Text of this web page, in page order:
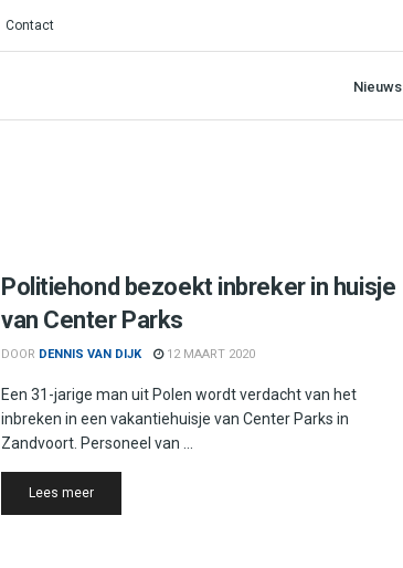
Contact
Nieuws
Politiehond bezoekt inbreker in huisje
van Center Parks
DOOR DENNIS VAN DIJK 12 MAART 2020
Een 31-jarige man uit Polen wordt verdacht van het
inbreken in een vakantiehuisje van Center Parks in
Zandvoort. Personeel van ...
Lees meerDetails